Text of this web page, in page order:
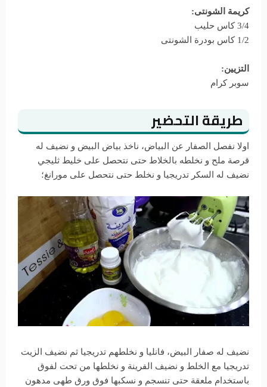
كريمة الشونتى:
3/4 كاس حليب
1/2 كاس بودرة الشونتى
التزيين:
سوبر كرام
طريقة التحضير
اولا نفصل الصفار عن البياض، ناخذ بياض البيض و نضيف له
قرصة ملح و نخلطه بالخلاط حتى نتحصل على خليط ثليجي
نضيف له السكر تدريجيا و نخلط حتى نتحصل على مورانغ؛
نضيف له صفار البيض، فانليا و نخلطهم تدريجيا ثم نضيف الزيت
تدريجيا مع الخلط و نضيف الفرينة و نخلطها من تحت لفوق
باستخدام ملعقة حتى تنسجم و نسكبها فوق ورق طهى مدهون